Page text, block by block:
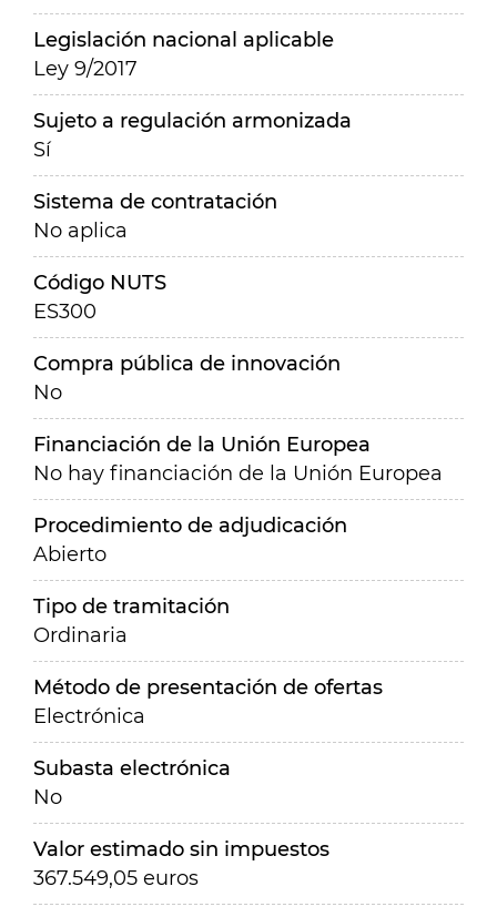
Legislación nacional aplicable
Ley 9/2017
Sujeto a regulación armonizada
Sí
Sistema de contratación
No aplica
Código NUTS
ES300
Compra pública de innovación
No
Financiación de la Unión Europea
No hay financiación de la Unión Europea
Procedimiento de adjudicación
Abierto
Tipo de tramitación
Ordinaria
Método de presentación de ofertas
Electrónica
Subasta electrónica
No
Valor estimado sin impuestos
367.549,05 euros